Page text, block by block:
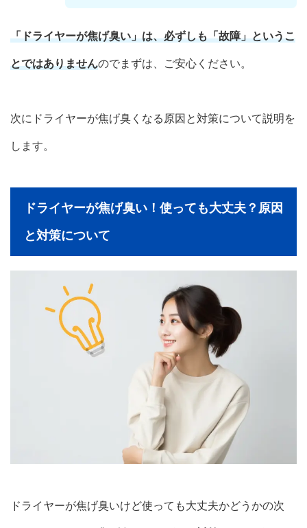
「ドライヤーが焦げ臭い」は、必ずしも「故障」というこ
とではありませんのでまずは、ご安心ください。
次にドライヤーが焦げ臭くなる原因と対策について説明を
します。
ドライヤーが焦げ臭い！使っても大丈夫？原因
と対策について
ドライヤーが焦げ臭いけど使っても大丈夫かどうかの次